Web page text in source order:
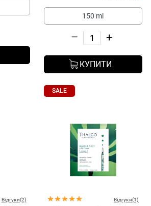
150 ml
– +
КУПИТИ
Відгуки(2)
SALE
Відгуки(1)